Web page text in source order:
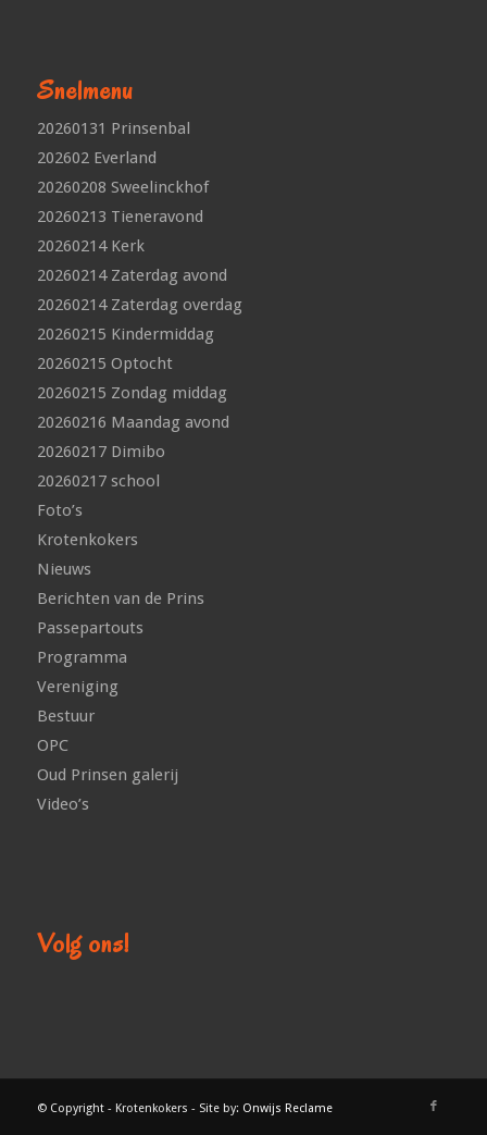
Snelmenu
20260131 Prinsenbal
202602 Everland
20260208 Sweelinckhof
20260213 Tieneravond
20260214 Kerk
20260214 Zaterdag avond
20260214 Zaterdag overdag
20260215 Kindermiddag
20260215 Optocht
20260215 Zondag middag
20260216 Maandag avond
20260217 Dimibo
20260217 school
Foto’s
Krotenkokers
Nieuws
Berichten van de Prins
Passepartouts
Programma
Vereniging
Bestuur
OPC
Oud Prinsen galerij
Video’s
Volg ons!
© Copyright - Krotenkokers - Site by: Onwijs Reclame